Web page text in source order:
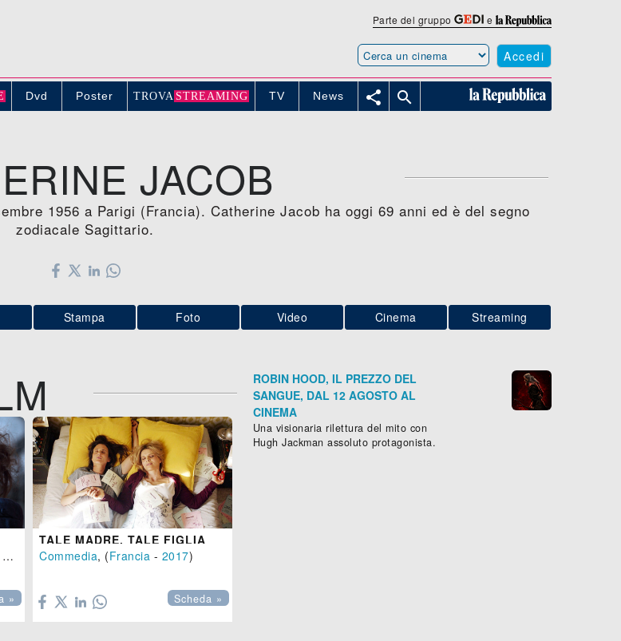
Parte del gruppo e
Accedi
Dvd Poster TROVA STREAMING TV News  
JACOB
1956 a Parigi (Francia). Catherine Jacob ha oggi 69 anni ed è del segno
zodiacale Sagittario.
Stampa Foto Video Cinema Streaming
2017
), 117 min.
»
TALE MADRE, TALE FIGLIA
Commedia, (Francia - 2017)
Scheda »
ROBIN HOOD, IL PREZZO DEL
SANGUE, DAL 12 AGOSTO AL
CINEMA
Una visionaria rilettura del mito con
Hugh Jackman assoluto protagonista.